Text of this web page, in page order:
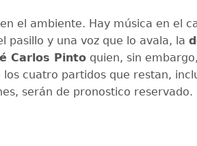
el ambiente. Hay música en el
pasillo y una voz que lo avala, la
Carlos Pinto quien, sin embargo,
los cuatro partidos que restan,
serán de pronostico reservado.